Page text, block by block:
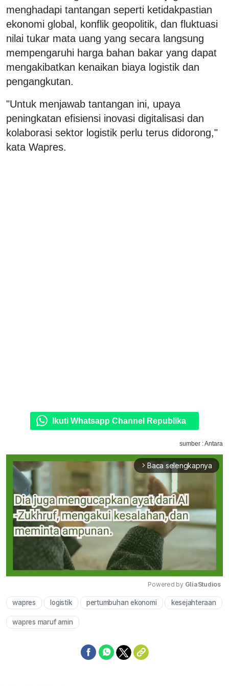
menghadapi tantangan seperti ketidakpastian
ekonomi global, konflik geopolitik, dan fluktuasi
nilai tukar mata uang yang secara langsung
mempengaruhi harga bahan bakar yang dapat
mengakibatkan kenaikan biaya logistik dan
pengangkutan.
"Untuk menjawab tantangan ini, upaya
peningkatan efisiensi inovasi digitalisasi dan
kolaborasi sektor logistik perlu terus didorong,"
kata Wapres.
Ikuti Whatsapp Channel Republika
sumber : Antara
arrow_forward_ios Baca selengkapnya
Mute
Powered by GliaStudios
wapres logistik pertumbuhan ekonomi kesejahteraan
wapres maruf amin